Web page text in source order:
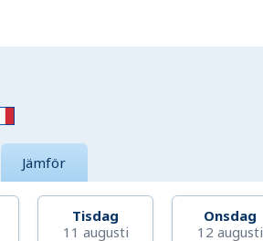
Jämför
Tisdag
11 augusti
Onsdag
12 augusti